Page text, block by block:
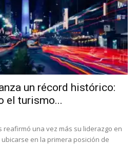
un récord histórico:
el turismo...
reafirmó una vez más su liderazgo en
en la primera posición de